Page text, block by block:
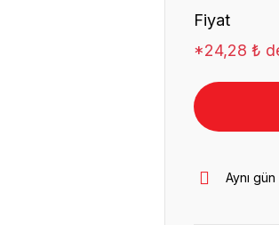
Fiyat
*24,28 ₺
Aynı